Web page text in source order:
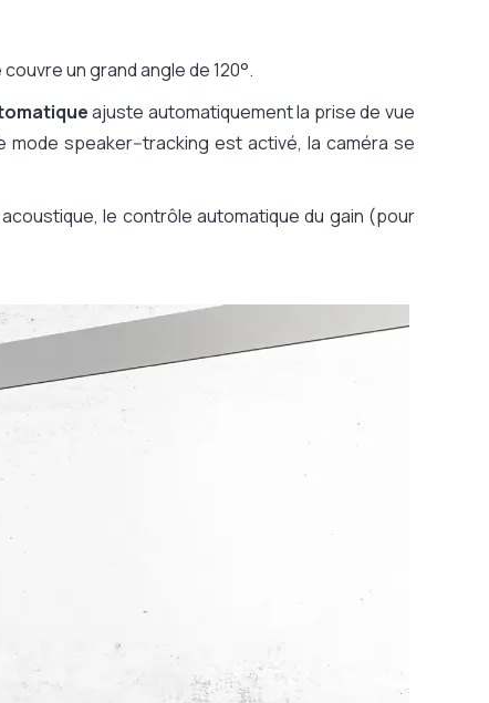
un grand angle de 120°.
ajuste automatiquement la prise de vue
speaker--tracking est activé, la caméra se
le contrôle automatique du gain (pour